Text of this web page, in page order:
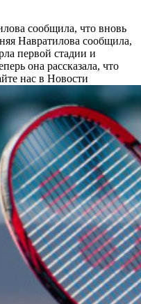
сообщила, что вновь
Навратилова сообщила,
первой стадии и
она рассказала, что
нас в Новости